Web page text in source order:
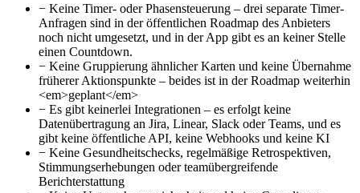
− Keine Timer- oder Phasensteuerung – drei separate Timer-
Anfragen sind in der öffentlichen Roadmap des Anbieters
noch nicht umgesetzt, und in der App gibt es an keiner Stelle
einen Countdown.
− Keine Gruppierung ähnlicher Karten und keine Übernahme
früherer Aktionspunkte – beides ist in der Roadmap weiterhin
<em>geplant</em>
− Es gibt keinerlei Integrationen – es erfolgt keine
Datenübertragung an Jira, Linear, Slack oder Teams, und es
gibt keine öffentliche API, keine Webhooks und keine KI
− Keine Gesundheitschecks, regelmäßige Retrospektiven,
Stimmungserhebungen oder teamübergreifende
Berichterstattung